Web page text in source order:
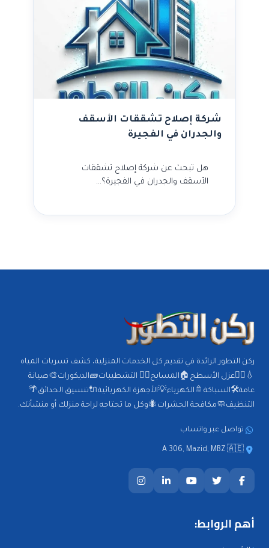
شركة إصلاح تشققات الأسقف
والجدران في الفجيرة
هل تبحث عن شركة إصلاح تشققات
الأسقف والجدران في الفجيرة؟…
ركن التطور الرائدة في تقديم كل الخدمات المنزلية، كشف تسربات المياه
💧🕵️‍♂️عزل الأسطح🏠المسابح🏊‍♂️ التشطيبات🧱الديكورات🎨صيانة
عامة🛠️السباكة🚿الكهرباء💡الأجهزة الكهربائية🔌تنسيق الحدائق🌴
التنظيف🧼مكافحة الحشرات🐜وكل ما تحتاجه لراحة منزلك أو منشأتك.
تواصل عبر واتساب
A 306, Mazid, MBZ 🇦🇪
أهم الروابط: